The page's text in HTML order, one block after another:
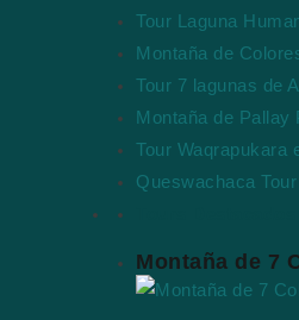
Tour Laguna
Montaña de
Tour 7 lagunas de
Montaña de Pallay
Tour Waqrapukara
Queswachaca
Montaña de 7